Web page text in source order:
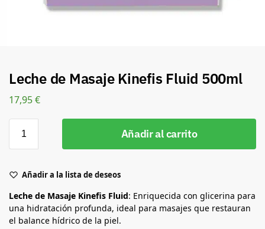
Leche de Masaje Kinefis Fluid 500ml
17,95€
Añadir al carrito
Añadir a la lista de deseos
Leche de Masaje Kinefis Fluid: Enriquecida con glicerina para
una hidratación profunda, ideal para masajes que restauran
el balance hídrico de la piel.